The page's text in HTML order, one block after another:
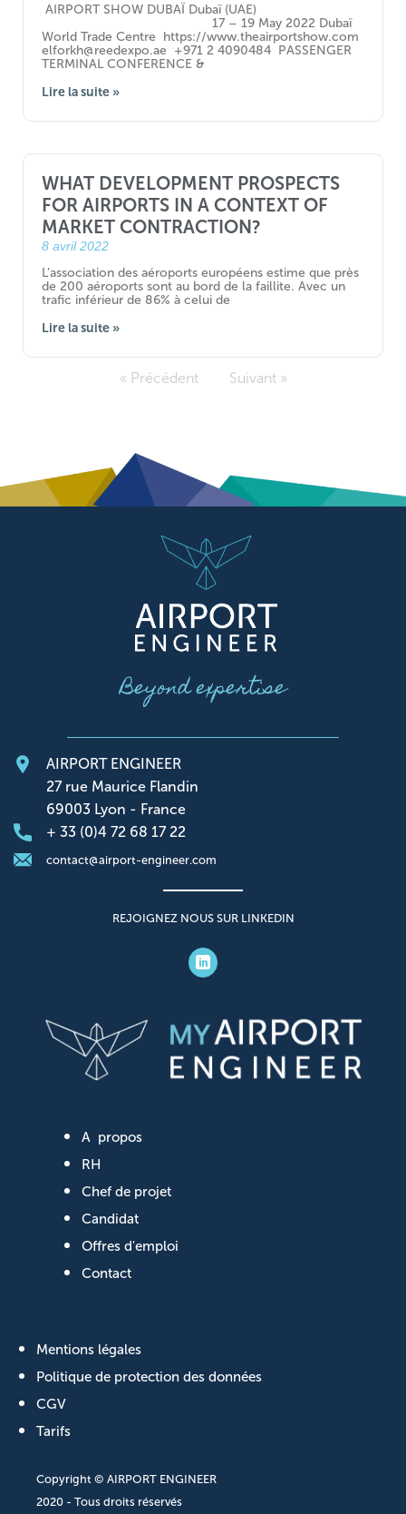
AIRPORT SHOW DUBAÏ Dubaï (UAE)
17 – 19 May 2022 Dubaï
World Trade Centre https://www.theairportshow.com
elforkh@reedexpo.ae +971 2 4090484 PASSENGER
TERMINAL CONFERENCE &
Lire la suite »
WHAT DEVELOPMENT PROSPECTS
FOR AIRPORTS IN A CONTEXT OF
MARKET CONTRACTION?
8 avril 2022
L’association des aéroports européens estime que près
de 200 aéroports sont au bord de la faillite. Avec un
trafic inférieur de 86% à celui de
Lire la suite »
« Précédent Suivant »
Beyond expertise
AIRPORT ENGINEER
27 rue Maurice Flandin
69003 Lyon - France
+ 33 (0)4 72 68 17 22
contact@airport-engineer.com
REJOIGNEZ NOUS SUR LINKEDIN
A propos
RH
Chef de projet
Candidat
Offres d'emploi
Contact
Mentions légales
Politique de protection des données
CGV
Tarifs
Copyright © AIRPORT ENGINEER
2020 - Tous droits réservés